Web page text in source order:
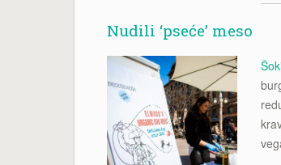
Nudili ‘pseće’ meso